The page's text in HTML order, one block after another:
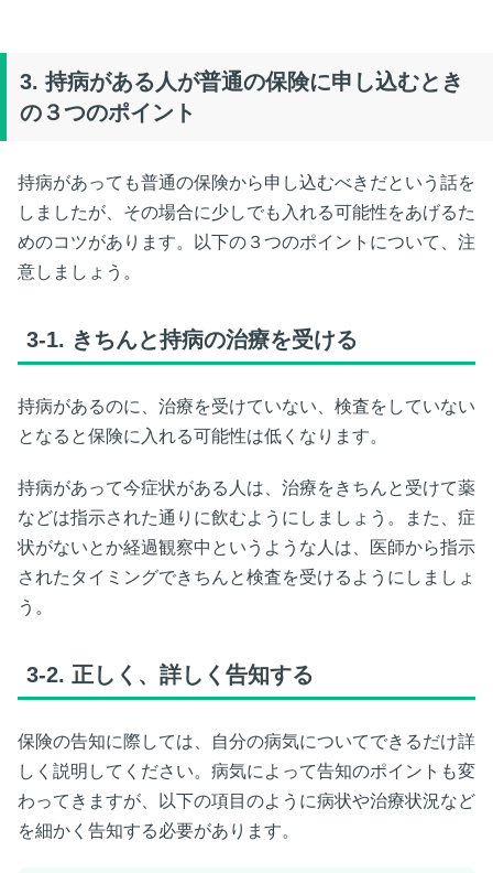
3. 持病がある人が普通の保険に申し込むとき
の３つのポイント
持病があっても普通の保険から申し込むべきだという話を
しましたが、その場合に少しでも入れる可能性をあげるた
めのコツがあります。以下の３つのポイントについて、注
意しましょう。
3-1. きちんと持病の治療を受ける
持病があるのに、治療を受けていない、検査をしていない
となると保険に入れる可能性は低くなります。
持病があって今症状がある人は、治療をきちんと受けて薬
などは指示された通りに飲むようにしましょう。また、症
状がないとか経過観察中というような人は、医師から指示
されたタイミングできちんと検査を受けるようにしましょ
う。
3-2. 正しく、詳しく告知する
保険の告知に際しては、自分の病気についてできるだけ詳
しく説明してください。病気によって告知のポイントも変
わってきますが、以下の項目のように病状や治療状況など
を細かく告知する必要があります。